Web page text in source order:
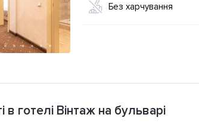
Без харчування
в готелі Вінтаж на бульварі